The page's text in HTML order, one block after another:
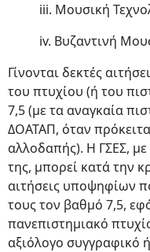
iii. Μουσική
iv. Βυζαντινή
Γίνονται δεκτές
του πτυχίου (ή του
7,5 (με τα αναγκαία
ΔΟΑΤΑΠ, όταν
αλλοδαπής). Η ΓΣΕΣ,
της, μπορεί κατά την
αιτήσεις υποψηφίων
τους τον βαθμό 7,5,
πανεπιστημιακό
αξιόλογο συγγραφικό